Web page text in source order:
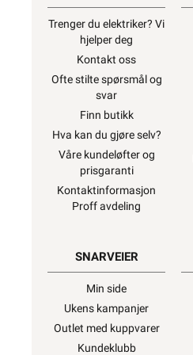
Trenger du elektriker? Vi
hjelper deg
Kontakt oss
Ofte stilte spørsmål og
svar
Finn butikk
Hva kan du gjøre selv?
Våre kundeløfter og
prisgaranti
Kontaktinformasjon
Proff avdeling
SNARVEIER
Min side
Ukens kampanjer
Outlet med kuppvarer
Kundeklubb